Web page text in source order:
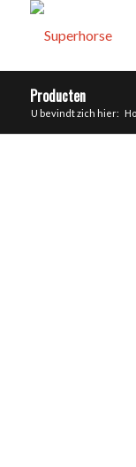
Producten
U bevindt zich hier: